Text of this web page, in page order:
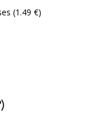
(1.49 €)